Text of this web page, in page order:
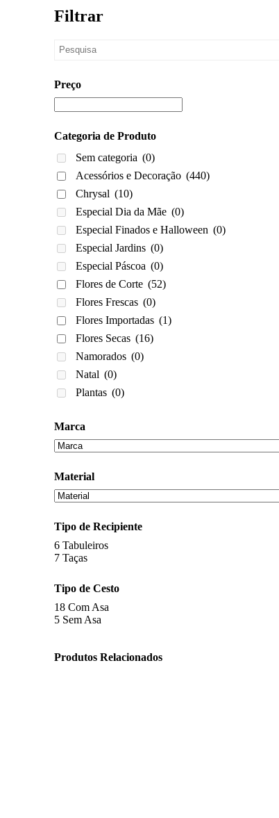
Filtrar
Preço
Categoria de Produto
Sem categoria (0)
Acessórios e Decoração (440)
Chrysal (10)
Especial Dia da Mãe (0)
Especial Finados e Halloween (0)
Especial Jardins (0)
Especial Páscoa (0)
Flores de Corte (52)
Flores Frescas (0)
Flores Importadas (1)
Flores Secas (16)
Namorados (0)
Natal (0)
Plantas (0)
Marca
Material
Tipo de Recipiente
6 Tabuleiros
7 Taças
Tipo de Cesto
18 Com Asa
5 Sem Asa
Produtos Relacionados